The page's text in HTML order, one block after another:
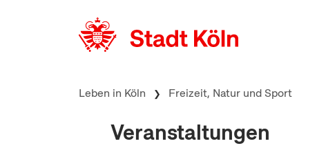
Leben in Köln Freizeit, Natur und Sport
Veranstaltungen